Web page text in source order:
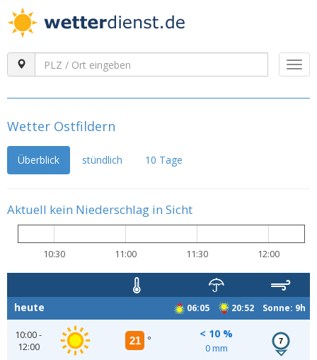
Wetter Ostfildern
Überblick stündlich 10 Tage
Aktuell kein Niederschlag in Sicht
10:30 11:00 11:30 12:00
06:05 20:52 Sonne: 9h
heute
10:00 -
12:00
21 °
< 10 %
0 mm
7